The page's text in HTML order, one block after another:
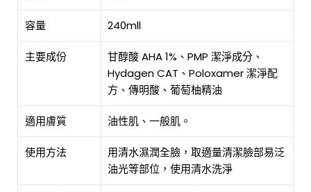
容量 240mll
主要成份
甘醇酸 AHA 1%、PMP 潔淨成分、
Hydagen CAT、Poloxamer 潔淨配
方、傳明酸、葡萄柚精油
適用膚質 油性肌、一般肌。
使用方法
用清水濕潤全臉，取適量清潔臉部易泛
油光等部位，使用清水洗淨